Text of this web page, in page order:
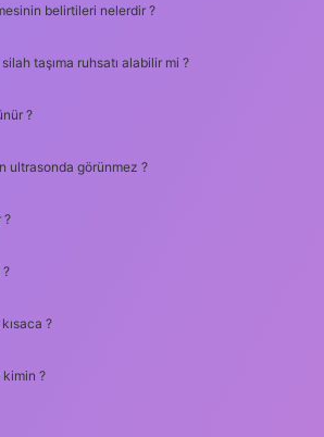
belirtileri nelerdir ?
taşıma ruhsatı alabilir mi ?
?
ultrasonda görünmez ?
?
?
?
?